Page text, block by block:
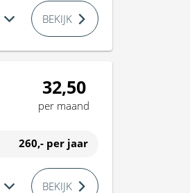
BEKIJK
32,50
per maand
260,- per jaar
BEKIJK